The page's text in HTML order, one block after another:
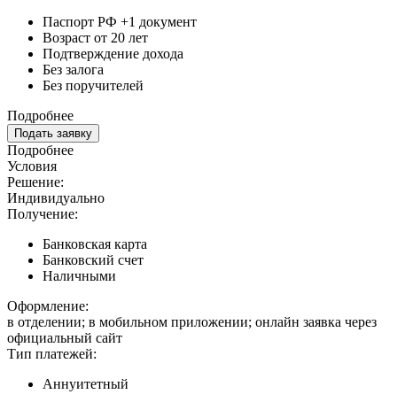
Паспорт РФ +1 документ
Возраст от 20 лет
Подтверждение дохода
Без залога
Без поручителей
Подробнее
Подать заявку
Подробнее
Условия
Решение:
Индивидуально
Получение:
Банковская карта
Банковский счет
Наличными
Оформление:
в отделении; в мобильном приложении; онлайн заявка через
официальный сайт
Тип платежей:
Аннуитетный